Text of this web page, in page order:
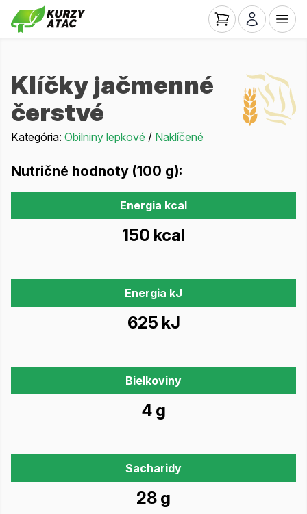
Klíčky jačmenné
čerstvé
Kategória: Obilniny lepkové / Naklíčené
Nutričné hodnoty (100 g):
Energia kcal
150 kcal
Energia kJ
625 kJ
Bielkoviny
4 g
Sacharidy
28 g